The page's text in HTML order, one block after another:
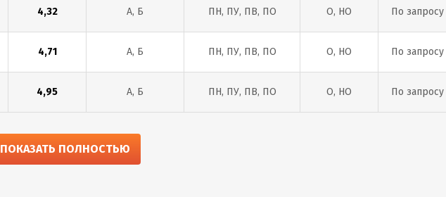
4,32 А, Б ПН, ПУ, ПВ, ПО О, НО По запросу
4,71 А, Б ПН, ПУ, ПВ, ПО О, НО По запросу
4,95 А, Б ПН, ПУ, ПВ, ПО О, НО По запросу
5,10 А, Б
ПОКАЗАТЬ ПОЛНОСТЬЮ